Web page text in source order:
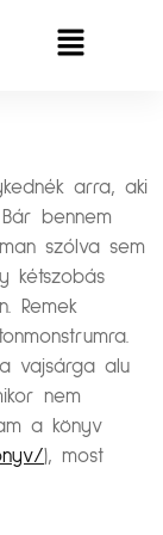
arra, aki
bennem
szólva sem
kétszobás
Remek
vajsárga alu
nem
a könyv
), most